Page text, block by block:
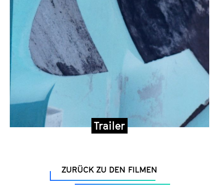
Trailer
ZURÜCK ZU DEN FILMEN